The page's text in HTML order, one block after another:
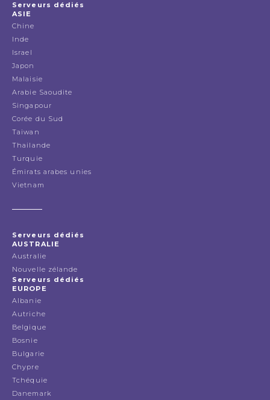
Serveurs dédiés
ASIE
Chine
Inde
Israel
Japon
Malaisie
Arabie Saoudite
Singapour
Corée du Sud
Taiwan
Thailande
Turquie
Émirats arabes unies
Vietnam
Serveurs dédiés
AUSTRALIE
Australie
Nouvelle zélande
Serveurs dédiés
EUROPE
Albanie
Autriche
Belgique
Bosnie
Bulgarie
Chypre
Tchéquie
Danemark